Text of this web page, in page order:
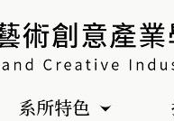
系所特色